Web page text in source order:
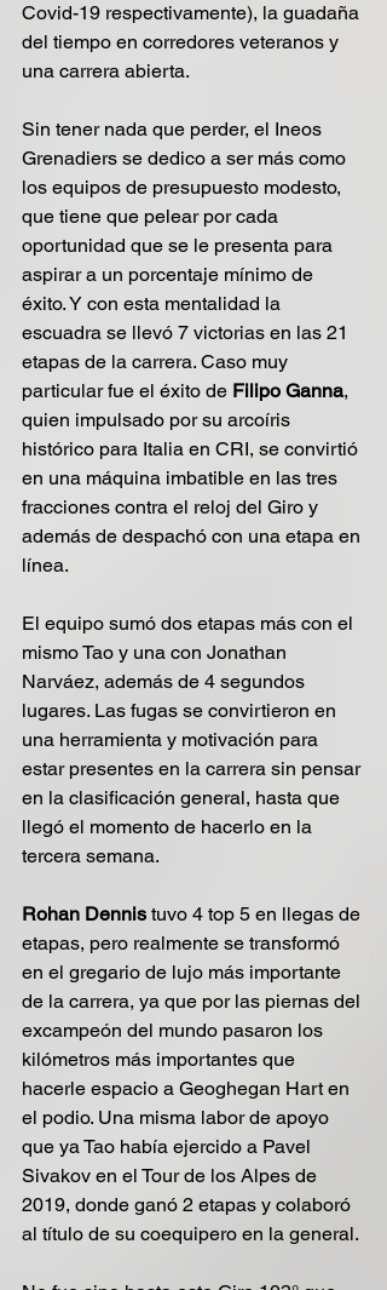
Covid-19 respectivamente), la guadaña
del tiempo en corredores veteranos y
una carrera abierta.
Sin tener nada que perder, el Ineos
Grenadiers se dedico a ser más como
los equipos de presupuesto modesto,
que tiene que pelear por cada
oportunidad que se le presenta para
aspirar a un porcentaje mínimo de
éxito. Y con esta mentalidad la
escuadra se llevó 7 victorias en las 21
etapas de la carrera. Caso muy
particular fue el éxito de Filipo Ganna,
quien impulsado por su arcoíris
histórico para Italia en CRI, se convirtió
en una máquina imbatible en las tres
fracciones contra el reloj del Giro y
además de despachó con una etapa en
línea.
El equipo sumó dos etapas más con el
mismo Tao y una con Jonathan
Narváez, además de 4 segundos
lugares. Las fugas se convirtieron en
una herramienta y motivación para
estar presentes en la carrera sin pensar
en la clasificación general, hasta que
llegó el momento de hacerlo en la
tercera semana.
Rohan Dennis tuvo 4 top 5 en llegas de
etapas, pero realmente se transformó
en el gregario de lujo más importante
de la carrera, ya que por las piernas del
excampeón del mundo pasaron los
kilómetros más importantes que
hacerle espacio a Geoghegan Hart en
el podio. Una misma labor de apoyo
que ya Tao había ejercido a Pavel
Sivakov en el Tour de los Alpes de
2019, donde ganó 2 etapas y colaboró
al título de su coequipero en la general.